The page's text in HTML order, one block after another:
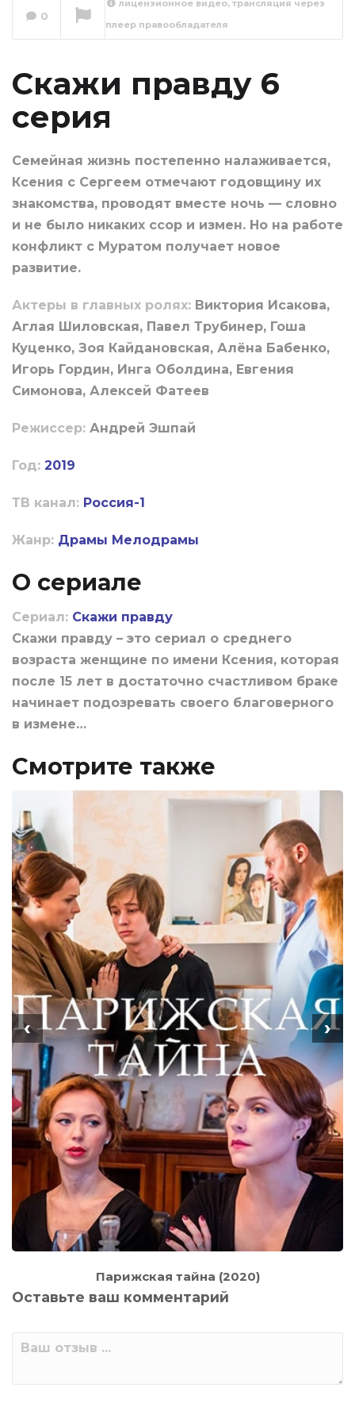
Скажи правду 7
0
лицензионное видео, трансляция через
плеер правообладателя
Скажи правду 6
серия
Семейная жизнь постепенно налаживается,
Ксения с Сергеем отмечают годовщину их
знакомства, проводят вместе ночь — словно
и не было никаких ссор и измен. Но на работе
конфликт с Муратом получает новое
развитие.
Актеры в главных ролях: Виктория Исакова,
Аглая Шиловская, Павел Трубинер, Гоша
Куценко, Зоя Кайдановская, Алёна Бабенко,
Игорь Гордин, Инга Оболдина, Евгения
Симонова, Алексей Фатеев
Режиссер: Андрей Эшпай
Год: 2019
ТВ канал: Россия-1
Жанр: Драмы Мелодрамы
О сериале
Сериал: Скажи правду
Скажи правду – это сериал о среднего
возраста женщине по имени Ксения, которая
после 15 лет в достаточно счастливом браке
начинает подозревать своего благоверного
в измене…
Смотрите также
Парижская тайна (2020)
‹ ›
Оставьте ваш комментарий